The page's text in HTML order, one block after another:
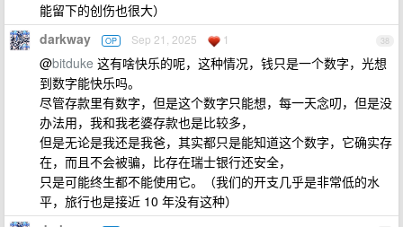
能留下的创伤也很大）
38
darkway OP Sep 21, 2025 1
@bitduke 这有啥快乐的呢，这种情况，钱只是一个数字，光想
到数字能快乐吗。
尽管存款里有数字，但是这个数字只能想，每一天念叨，但是没
办法用，我和我老婆存款也是比较多，
但是无论是我还是我爸，其实都只是能知道这个数字，它确实存
在，而且不会被骗，比存在瑞士银行还安全，
只是可能终生都不能使用它。（我们的开支几乎是非常低的水
平，旅行也是接近 10 年没有这种）